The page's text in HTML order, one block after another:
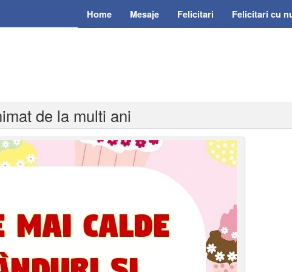
Home Mesaje Felicitari Felicitari cu
de la multi ani